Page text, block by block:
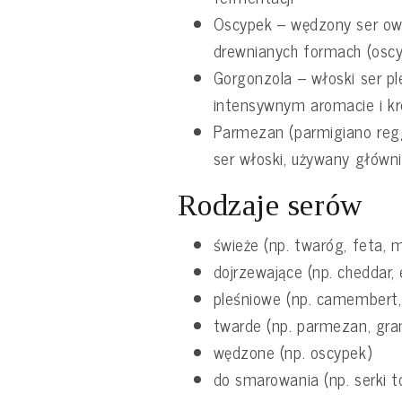
Oscypek – wędzony ser
drewnianych formach
Gorgonzola – włoski ser
intensywnym aromacie i
Parmezan (parmigiano
ser włoski, używany
Rodzaje serów
świeże (np. twaróg, feta,
dojrzewające (np.
pleśniowe (np.
twarde (np. parmezan,
wędzone (np. oscypek)
do smarowania (np. serki